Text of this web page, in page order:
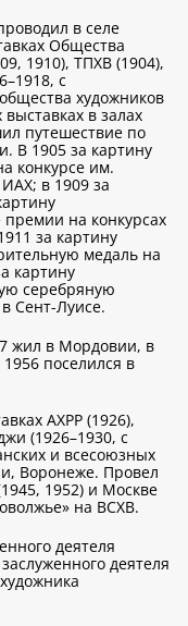
в селе
Общества
1910), ТПХВ (1904),
с
художников
в залах
путешествие по
В 1905 за картину
конкурсе им.
в 1909 за
на конкурсах
за картину
медаль на
картину
серебряную
Сент-Луисе.
жил в Мордовии, в
поселился в
АХРР (1926),
(1926–1930, с
и всесоюзных
Воронеже. Провел
1952) и Москве
на ВСХВ.
деятеля
деятеля